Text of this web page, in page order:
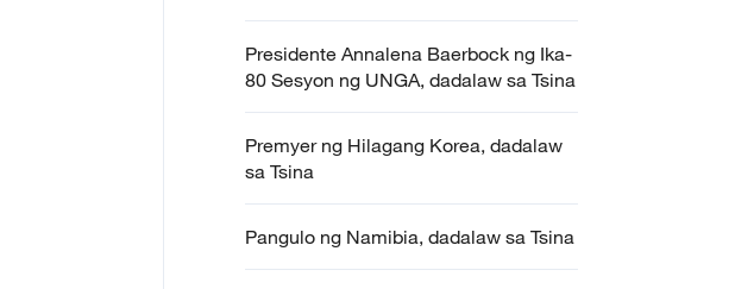
Presidente Annalena Baerbock ng Ika-
80 Sesyon ng UNGA, dadalaw sa Tsina
Premyer ng Hilagang Korea, dadalaw
sa Tsina
Pangulo ng Namibia, dadalaw sa Tsina